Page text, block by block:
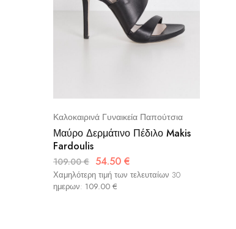
Καλοκαιρινά Γυναικεία Παπούτσια
Μαύρο Δερμάτινο Πέδιλο Makis
Fardoulis
109.00€ 54.50 €
Χαμηλότερη τιμή των τελευταίων 30
ημερων: 109.00 €